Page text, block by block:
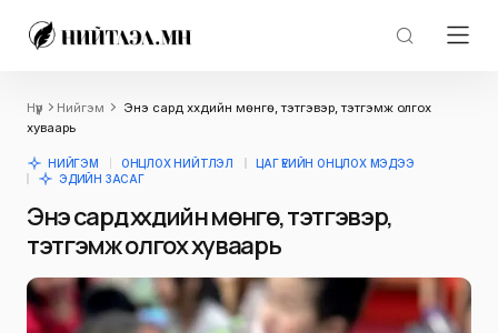
Нүүр Нийгэм
Энэ сард хүүхдийн мөнгө, тэтгэвэр, тэтгэмж олгох
хуваарь
НИЙГЭМ ОНЦЛОХ НИЙТЛЭЛ
ЦАГ ҮЕИЙН ОНЦЛОХ МЭДЭЭ
ЭДИЙН ЗАСАГ
Энэ сард хүүхдийн мөнгө, тэтгэвэр,
тэтгэмж олгох хуваарь